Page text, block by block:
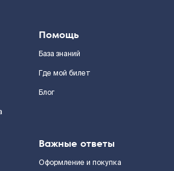
Помощь
База знаний
Где мой билет
Блог
Важные ответы
Оформление и покупка